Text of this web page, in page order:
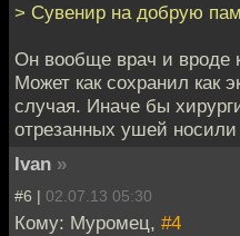
> Сувенир на добрую
Он вообще врач и вроде
Может как сохранил как
случая. Иначе бы
отрезанных ушей
Ivan »
#6 | 02.07.13 05:30
Кому: Муромец, #4